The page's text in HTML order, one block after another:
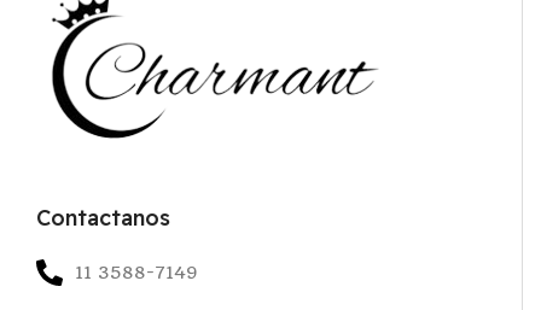
Contactanos
11 3588-7149